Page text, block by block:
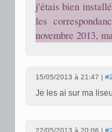
j'étais bien
les
novembre 2013,
15/05/2013 à 21:47 |
Je les ai sur ma
22/05/2013 à 20:06 |